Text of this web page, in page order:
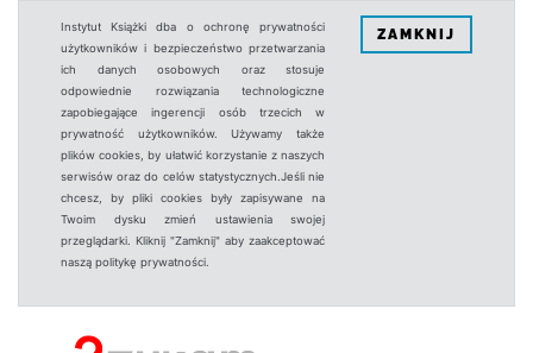
Instytut Książki dba o ochronę prywatności
użytkowników i bezpieczeństwo przetwarzania
ich danych osobowych oraz stosuje
odpowiednie rozwiązania technologiczne
zapobiegające ingerencji osób trzecich w
prywatność użytkowników. Używamy także
plików cookies, by ułatwić korzystanie z naszych
serwisów oraz do celów statystycznych.Jeśli nie
chcesz, by pliki cookies były zapisywane na
Twoim dysku zmień ustawienia swojej
przeglądarki. Kliknij "Zamknij" aby zaakceptować
naszą politykę prywatności.
ZAMKNIJ